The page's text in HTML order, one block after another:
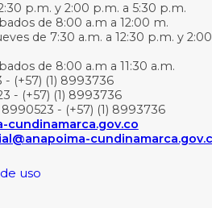
p.m. y 2:00 p.m. a 5:30 p.m.
de 8:00 a.m a 12:00 m.
de 7:30 a.m. a 12:30 p.m. y
de 8:00 a.m a 11:30 a.m.
(+57) (1) 8993736
- (+57) (1) 8993736
- (+57) (1) 8993736
cundinamarca.gov.co
uso